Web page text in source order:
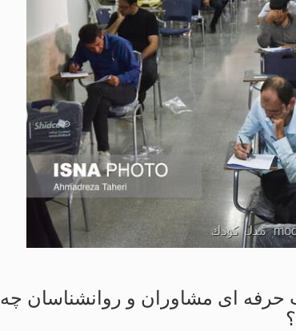
ای مشاوران و روانشناسان چه